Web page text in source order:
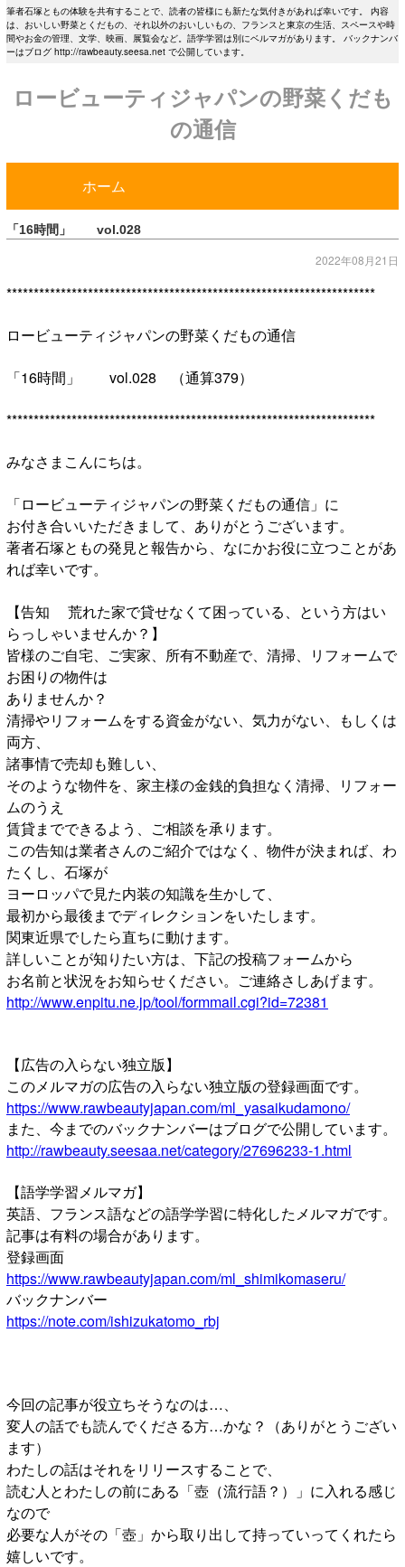
筆者石塚ともの体験を共有することで、読者の皆様にも新たな気付きがあれば幸いです。 内容
は、おいしい野菜とくだもの、それ以外のおいしいもの、フランスと東京の生活、スペースや時
間やお金の管理、文学、映画、展覧会など。語学学習は別にベルマガがあります。 バックナンバ
ーはブログ http://rawbeauty.seesa.net で公開しています。
ロービューティジャパンの野菜くだも
の通信
ホーム
「16時間」 vol.028
2022年08月21日
********************************************************************
ロービューティジャパンの野菜くだもの通信
「16時間」 vol.028 （通算379）
********************************************************************
みなさまこんにちは。
「ロービューティジャパンの野菜くだもの通信」に
お付き合いいただきまして、ありがとうございます。
著者石塚ともの発見と報告から、なにかお役に立つことがあ
れば幸いです。
【告知 荒れた家で貸せなくて困っている、という方はい
らっしゃいませんか？】
皆様のご自宅、ご実家、所有不動産で、清掃、リフォームで
お困りの物件は
ありませんか？
清掃やリフォームをする資金がない、気力がない、もしくは
両方、
諸事情で売却も難しい、
そのような物件を、家主様の金銭的負担なく清掃、リフォー
ムのうえ
賃貸までできるよう、ご相談を承ります。
この告知は業者さんのご紹介ではなく、物件が決まれば、わ
たくし、石塚が
ヨーロッパで見た内装の知識を生かして、
最初から最後までディレクションをいたします。
関東近県でしたら直ちに動けます。
詳しいことが知りたい方は、下記の投稿フォームから
お名前と状況をお知らせください。ご連絡さしあげます。
http://www.enpitu.ne.jp/tool/formmail.cgi?id=72381
【広告の入らない独立版】
このメルマガの広告の入らない独立版の登録画面です。
https://www.rawbeautyjapan.com/ml_yasaikudamono/
また、今までのバックナンバーはブログで公開しています。
http://rawbeauty.seesaa.net/category/27696233-1.html
【語学学習メルマガ】
英語、フランス語などの語学学習に特化したメルマガです。
記事は有料の場合があります。
登録画面
https://www.rawbeautyjapan.com/ml_shimikomaseru/
バックナンバー
https://note.com/ishizukatomo_rbj
今回の記事が役立ちそうなのは…、
変人の話でも読んでくださる方…かな？（ありがとうござい
ます）
わたしの話はそれをリリースすることで、
読む人とわたしの前にある「壺（流行語？）」に入れる感じ
なので
必要な人がその「壺」から取り出して持っていってくれたら
嬉しいです。